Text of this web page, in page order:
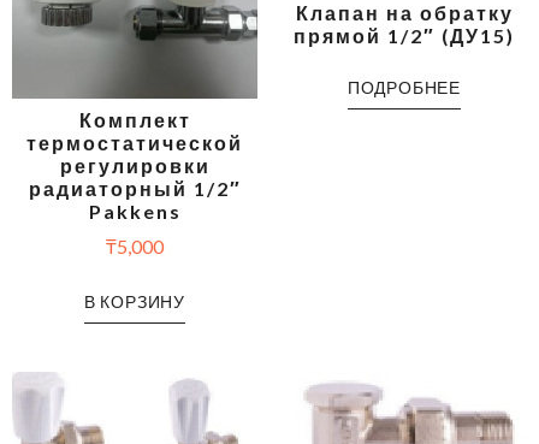
Комплект
термостатической
регулировки
радиаторный 1/2″
Pakkens
₸5,000
В КОРЗИНУ
Клапан на обратку
прямой 1/2″ (ДУ15)
ПОДРОБНЕЕ